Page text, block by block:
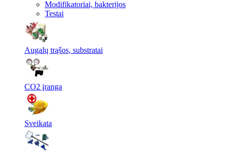
Modifikatoriai, bakterijos
Testai
Augalų trąšos, substratai
CO2 įranga
Sveikata